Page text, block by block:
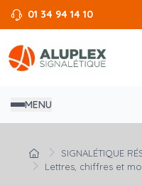
01 34 94 14 10
MENU
SIGNALÉTIQUE
Lettres, chiffres et